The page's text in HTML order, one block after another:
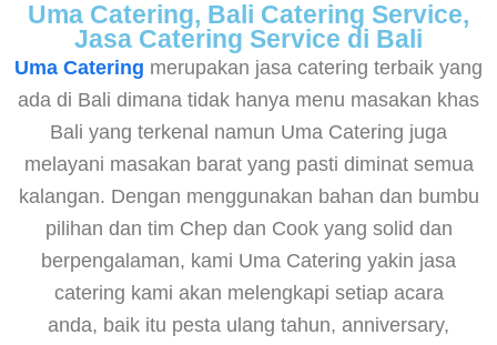
Uma Catering, Bali Catering Service,
Jasa Catering Service di Bali
Uma Catering merupakan jasa catering terbaik yang
ada di Bali dimana tidak hanya menu masakan khas
Bali yang terkenal namun Uma Catering juga
melayani masakan barat yang pasti diminat semua
kalangan. Dengan menggunakan bahan dan bumbu
pilihan dan tim Chep dan Cook yang solid dan
berpengalaman, kami Uma Catering yakin jasa
catering kami akan melengkapi setiap acara
anda, baik itu pesta ulang tahun, anniversary,